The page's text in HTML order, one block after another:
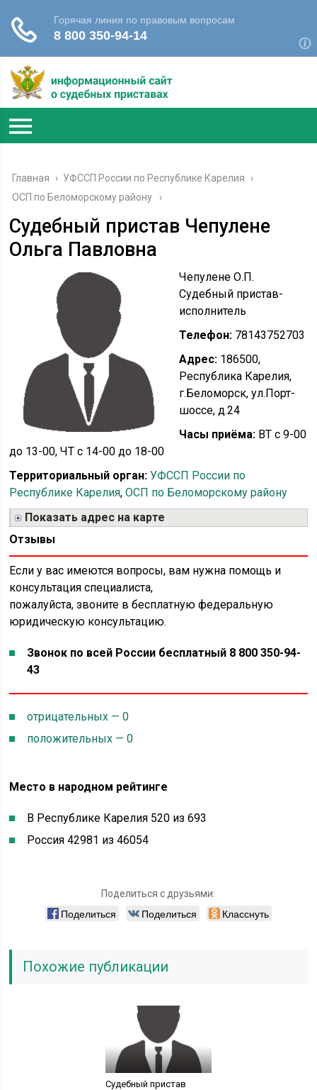
Главная › УФССП России по Республике Карелия
›
ОСП по Беломорскому району
Судебный пристав Чепулене
Ольга Павловна
Чепулене О.П.
Судебный пристав-
исполнитель
Телефон: 78143752703
Адрес: 186500,
Республика Карелия,
г.Беломорск, ул.Порт-
шоссе, д.24
Часы приёма: ВТ с 9-00
до 13-00, ЧТ с 14-00 до 18-00
Территориальный орган: УФССП России по
Республике Карелия,ОСП по Беломорскому району
Показать адрес на карте
Отзывы
Если у вас имеются вопросы, вам нужна помощь и
консультация специалиста,
пожалуйста, звоните в бесплатную федеральную
юридическую консультацию.
Звонок по всей России бесплатный 8 800 350-94-
43
отрицательных — 0
положительных — 0
Место в народном рейтинге
В Республике Карелия 520 из 693
Россия 42981 из 46054
Поделиться с друзьями:
Поделиться Поделиться Класснуть
Похожие публикации
Судебный пристав